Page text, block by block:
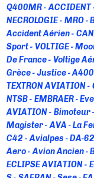
Q400MR
ACCIDENT
NECROLOGIE
MRO
Accident Aérien
Sport
VOLTIGE
De France
Voltige
Grèce
Justice
TEXTRON AVIATION
NTSB
EMBRAER Eve
AVIATION
Bimoteur
Magister
AVA La
C42
Avialpes DA-62
Aero
Avion Ancien
ECLIPSE AVIATION